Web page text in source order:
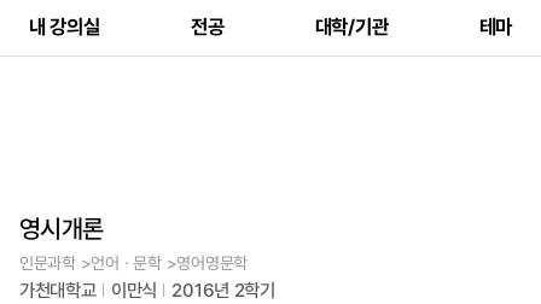
내 강의실 전공 대학/기관 테마
영시개론
인문과학 >언어ㆍ문학 >영어영문학
가천대학교 이만식 2016년 2학기